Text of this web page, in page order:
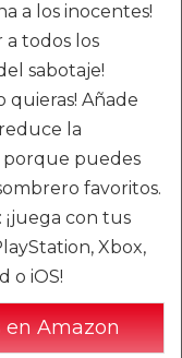
a los inocentes!
a todos los
sabotaje!
quieras! Añade
la
porque puedes
favoritos.
con tus
Xbox,
o iOS!
Amazon